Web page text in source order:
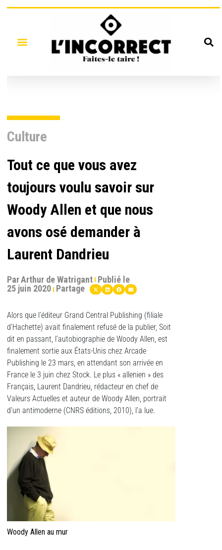
Culture
Tout ce que vous avez
toujours voulu savoir sur
Woody Allen et que nous
avons osé demander à
Laurent Dandrieu
ParArthur de Watrigant Publié le
25 juin 2020 Partage
Alors que l’éditeur Grand Central Publishing (filiale
d’Hachette) avait finalement refusé de la publier, Soit
dit en passant, l’autobiographie de Woody Allen, est
finalement sortie aux États-Unis chez Arcade
Publishing le 23 mars, en attendant son arrivée en
France le 3 juin chez Stock. Le plus « allenien » des
Français, Laurent Dandrieu, rédacteur en chef de
Valeurs Actuelles et auteur de Woody Allen, portrait
d’un antimoderne (CNRS éditions, 2010), l’a lue.
Woody Allen au mur